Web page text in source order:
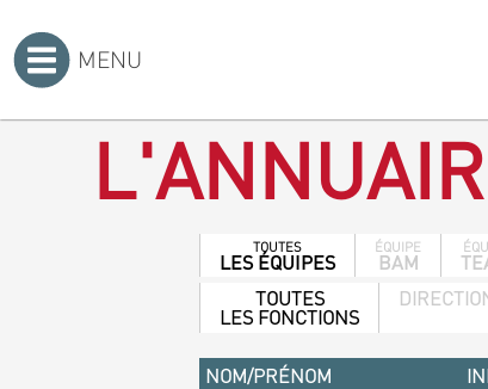
MENU
TOUTES
LES ÉQUIPES
ÉQUIPE
BAM
TOUTES
LES FONCTIONS
NOM/PRÉNOM